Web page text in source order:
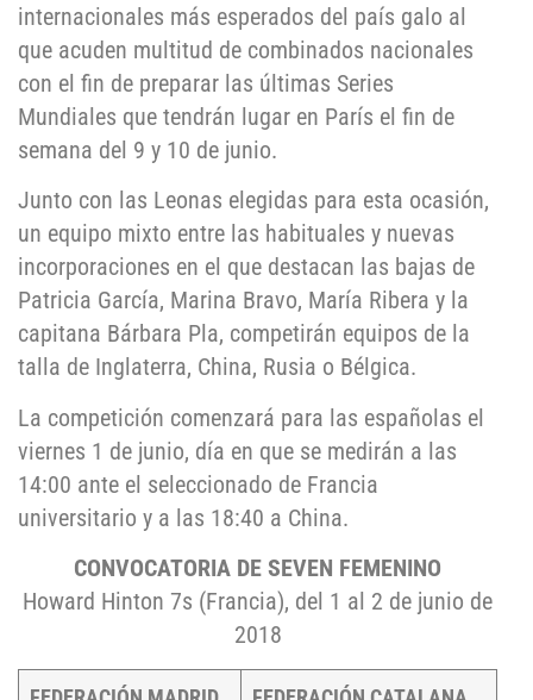
internacionales más esperados del país galo al
que acuden multitud de combinados nacionales
con el fin de preparar las últimas Series
Mundiales que tendrán lugar en París el fin de
semana del 9 y 10 de junio.
Junto con las Leonas elegidas para esta ocasión,
un equipo mixto entre las habituales y nuevas
incorporaciones en el que destacan las bajas de
Patricia García, Marina Bravo, María Ribera y la
capitana Bárbara Pla, competirán equipos de la
talla de Inglaterra, China, Rusia o Bélgica.
La competición comenzará para las españolas el
viernes 1 de junio, día en que se medirán a las
14:00 ante el seleccionado de Francia
universitario y a las 18:40 a China.
CONVOCATORIA DE SEVEN FEMENINO
Howard Hinton 7s (Francia), del 1 al 2 de junio de
2018